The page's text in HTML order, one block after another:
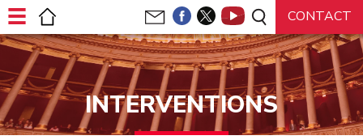
INTERVENTIONS
Panneau de gestion des cookies